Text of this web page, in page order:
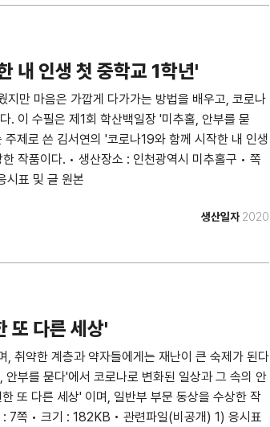
내 인생 첫 중학교 1학년'
만 마음은 가깝게 다가가는 방법을 배우고, 코로나
. 이 수필은 제1회 학산백일장 '미추홀, 안부를 묻
제로 쓴 김서연의 '코로나19와 함께 시작한 내 인생
작품이다. • 생산장소 : 인천광역시 미추홀구 • 쪽
시표 및 글 원본
생산일자 2020
또 다른 세상'
취약한 계층과 약자들에게는 재난이 큰 숙제가 된다
부를 묻다'에서 코로나로 변화된 일상과 그 속의 안
또 다른 세상' 이며, 일반부 부문 동상을 수상한 작
7쪽 • 크기 : 182KB • 관련파일(비공개) 1) 응시표